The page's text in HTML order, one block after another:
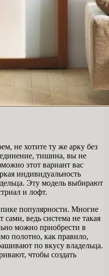
не хотите ту же арку без
тишина, вы не
этот вариант вас
индивидуальность
Эту модель выбирают
и лофт.
популярности. Многие
ведь система не такая
можно приобрести в
полотно, как правило,
по вкусу владельца.
чтобы создать